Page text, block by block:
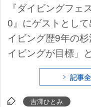
『ダイビングフェ
0』にゲストとし
イビング歴9年の
イビングが目標」
ぶりをみせれば、
を取得した吉澤は
感動。海に住みた
記事
吉澤ひとみ